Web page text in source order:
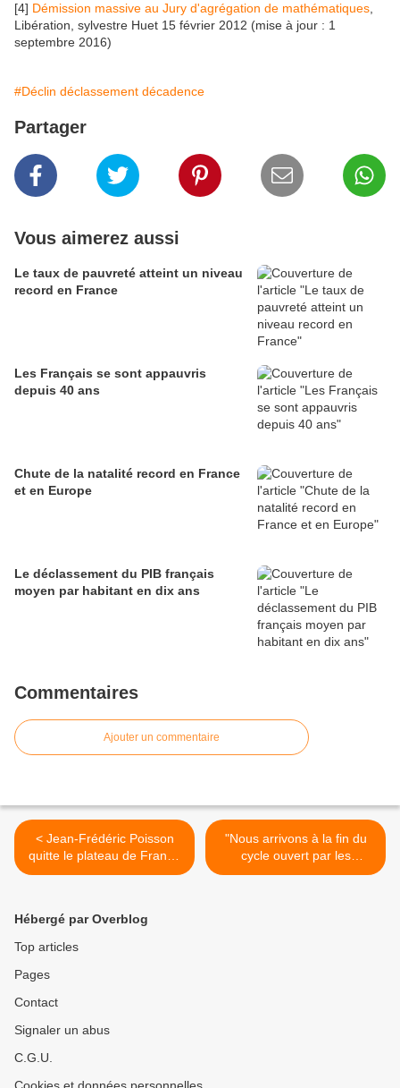
[4] Démission massive au Jury d'agrégation de mathématiques
Libération, sylvestre Huet 15 février 2012 (mise à jour : 1
septembre 2016)
#Déclin déclassement décadence
Partager
Vous aimerez aussi
Le taux de pauvreté atteint un niveau
record en France
Les Français se sont appauvris
depuis 40 ans
Chute de la natalité record en France
et en Europe
Le déclassement du PIB français
moyen par habitant en dix ans
Commentaires
Ajouter un commentaire
< Jean-Frédéric Poisson
quitte le plateau de France
3 : "Je ne vais pas répondre
"Nous arrivons à la fin du
cycle ouvert par les
Lumières" (Patrick Buisson)
Hébergé par Overblog
Top articles
Pages
Contact
Signaler un abus
C.G.U.